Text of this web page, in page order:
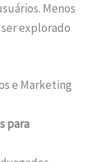
Menos
explorado
e Marketing
para